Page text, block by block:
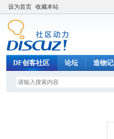
设为首页 收藏本站
DF创客社区 论坛 造物记